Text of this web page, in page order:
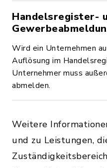
Handelsregister-
Wird ein Unternehmen
Auflösung im
Unternehmer muss
abmelden.
Weitere
und zu Leistungen,